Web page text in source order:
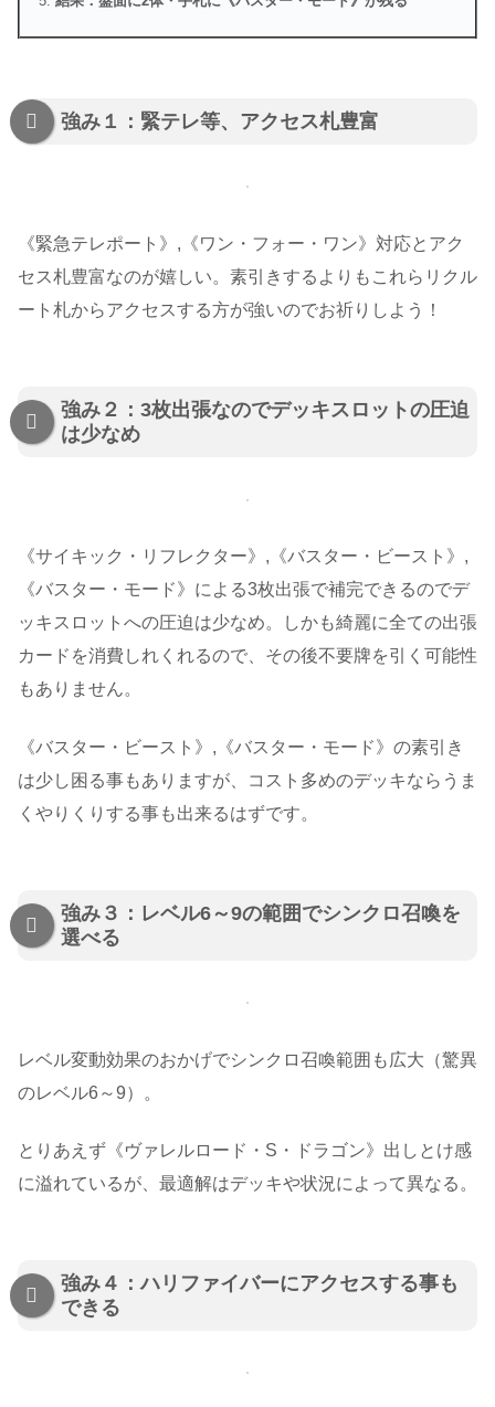
強み１：緊テレ等、アクセス札豊富
《緊急テレポート》,《ワン・フォー・ワン》対応とアク
セス札豊富なのが嬉しい。素引きするよりもこれらリクル
ート札からアクセスする方が強いのでお祈りしよう！
強み２：3枚出張なのでデッキスロットの圧迫
は少なめ
《サイキック・リフレクター》,《バスター・ビースト》,
《バスター・モード》による3枚出張で補完できるのでデ
ッキスロットへの圧迫は少なめ。しかも綺麗に全ての出張
カードを消費しれくれるので、その後不要牌を引く可能性
もありません。
《バスター・ビースト》,《バスター・モード》の素引き
は少し困る事もありますが、コスト多めのデッキならうま
くやりくりする事も出来るはずです。
強み３：レベル6～9の範囲でシンクロ召喚を
選べる
レベル変動効果のおかげでシンクロ召喚範囲も広大（驚異
のレベル6～9）。
とりあえず《ヴァレルロード・S・ドラゴン》出しとけ感
に溢れているが、最適解はデッキや状況によって異なる。
強み４：ハリファイバーにアクセスする事も
できる